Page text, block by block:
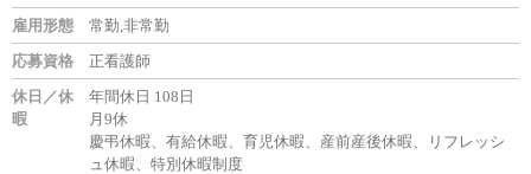
雇用形態
常勤,非常勤
応募資格
正看護師
休日／休
暇
年間休日 108日
月9休
慶弔休暇、有給休暇、育児休暇、産前産後休暇、リフレッシ
ュ休暇、特別休暇制度